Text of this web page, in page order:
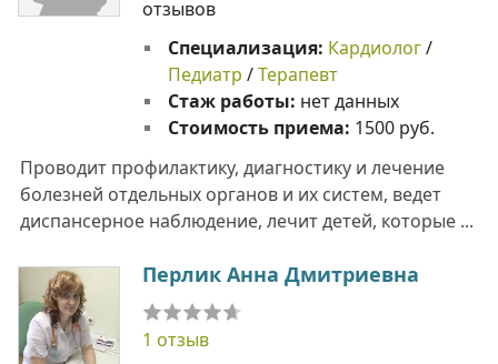
отзывов
Специализация: Кардиолог/
Педиатр /Терапевт
Стаж работы: нет данных
Стоимость приема: 1500 руб.
Проводит профилактику, диагностику и лечение
болезней отдельных органов и их систем, ведет
диспансерное наблюдение, лечит детей, которые ...
Перлик Анна Дмитриевна
1 отзыв